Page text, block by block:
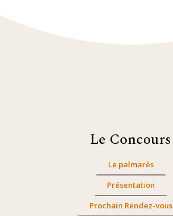
Le Concours
Le palmarès
Présentation
Prochain Rendez-vous